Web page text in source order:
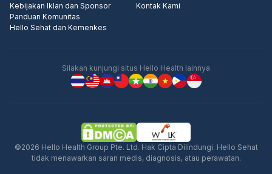
Kebijakan Iklan dan Sponsor
Panduan Komunitas
Hello Sehat dan Kemenkes
Kontak Kami
Silakan kunjungi situs Hello Health lainnya
©2026 Hello Health Group Pte. Ltd. Hak Cipta Dilindungi. Hello Sehat
tidak menawarkan saran medis, diagnosis, atau perawatan.